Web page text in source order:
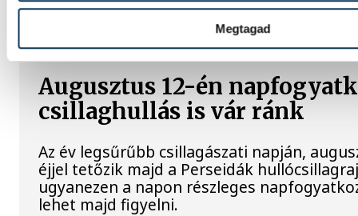
Megtagad
be, hogyan teszik izgalmassá a
Augusztus 12-én
csillaghullás is vár ránk
Az év legsűrűbb csillagászati napján,
éjjel tetőzik majd a Perseidák
ugyanezen a napon részleges
lehet majd figyelni.